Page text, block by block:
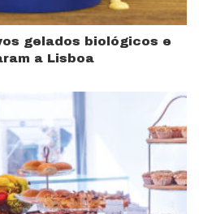
gelados biológicos e
a Lisboa